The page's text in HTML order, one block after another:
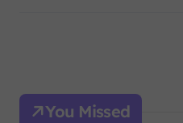
You Missed